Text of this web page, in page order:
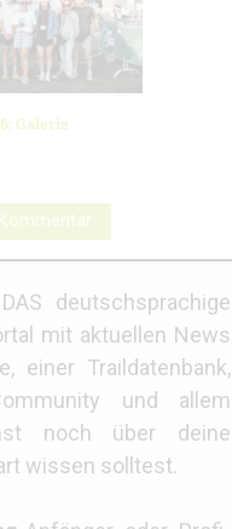
Galerie
deutschsprachige
mit aktuellen News
einer Traildatenbank,
und allem
noch über deine
wissen solltest.